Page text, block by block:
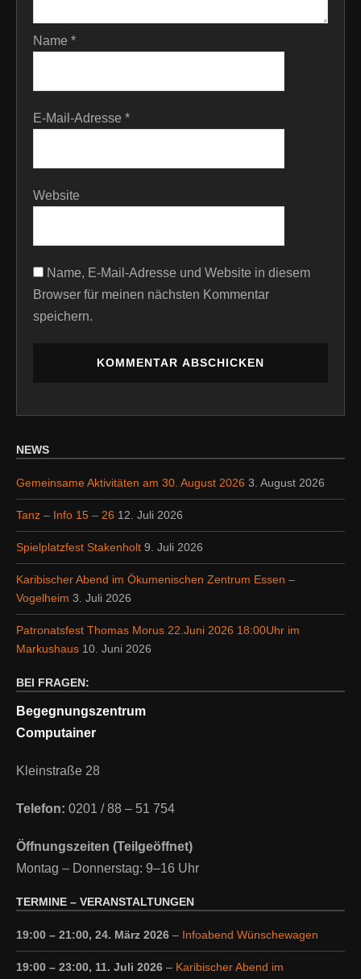
Name *
E-Mail-Adresse *
Website
Name, E-Mail-Adresse und Website in diesem
Browser für meinen nächsten Kommentar
speichern.
NEWS
Gemeinsame Aktivitäten am 30. August 2026 3. August 2026
Tanz – Info 15 – 26 12. Juli 2026
Spielplatzfest Stakenholt 9. Juli 2026
Karibischer Abend im Ökumenischen Zentrum Essen –
Vogelheim 3. Juli 2026
Patronatsfest Thomas Morus 22.Juni 2026 18:00Uhr im
Markushaus 10. Juni 2026
BEI FRAGEN:
Begegnungszentrum
Computainer
Kleinstraße 28
Telefon: 0201 / 88 – 51 754
Öffnungszeiten (Teilgeöffnet)
Montag – Donnerstag: 9–16 Uhr
TERMINE – VERANSTALTUNGEN
19:00 – 21:00, 24. März 2026 – Infoabend Wünschewagen
19:00 – 23:00, 11. Juli 2026 – Karibischer Abend im